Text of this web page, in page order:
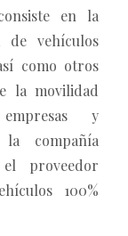
en la
de vehículos
como otros
la movilidad
y
compañía
proveedor
100%